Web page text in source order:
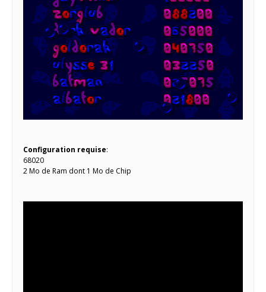
Configuration requise:
68020
2 Mo de Ram dont 1 Mo de Chip